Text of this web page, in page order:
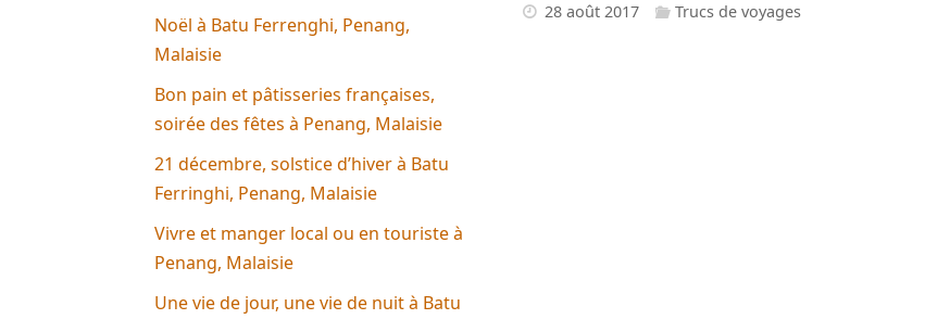
28 août 2017 Trucs de voyages
Noël à Batu Ferrenghi, Penang,
Malaisie
Bon pain et pâtisseries françaises,
soirée des fêtes à Penang, Malaisie
21 décembre, solstice d’hiver à Batu
Ferringhi, Penang, Malaisie
Vivre et manger local ou en touriste à
Penang, Malaisie
Une vie de jour, une vie de nuit à Batu